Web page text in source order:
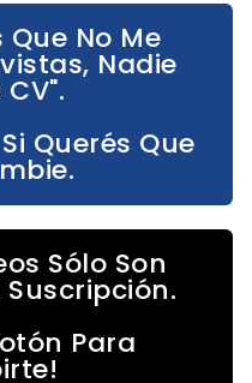
Que No Me
Nadie
Querés Que
Sólo Son
Para